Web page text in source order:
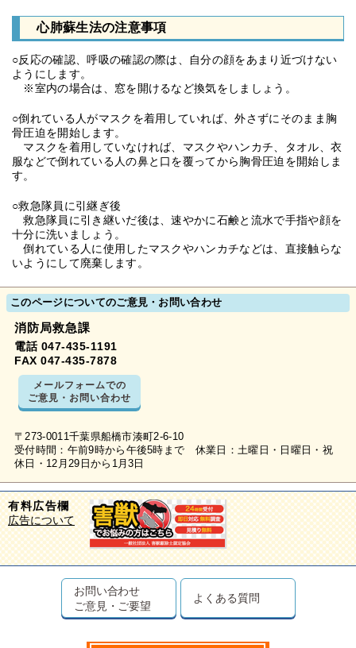
心肺蘇生法の注意事項
○反応の確認、呼吸の確認の際は、自分の顔をあまり近づけない
ようにします。
※室内の場合は、窓を開けるなど換気をしましょう。
○倒れている人がマスクを着用していれば、外さずにそのまま胸
骨圧迫を開始します。
マスクを着用していなければ、マスクやハンカチ、タオル、衣
服などで倒れている人の鼻と口を覆ってから胸骨圧迫を開始しま
す。
○救急隊員に引継ぎ後
救急隊員に引き継いだ後は、速やかに石鹸と流水で手指や顔を
十分に洗いましょう。
倒れている人に使用したマスクやハンカチなどは、直接触らな
いようにして廃棄します。
このページについてのご意見・お問い合わせ
消防局救急課
電話 047-435-1191
FAX 047-435-7878
メールフォームでの
ご意見・お問い合わせ
〒273-0011千葉県船橋市湊町2-6-10
受付時間：午前9時から午後5時まで 休業日：土曜日・日曜日・祝
休日・12月29日から1月3日
有料広告欄
広告について
お問い合わせ
ご意見・ご要望
よくある質問